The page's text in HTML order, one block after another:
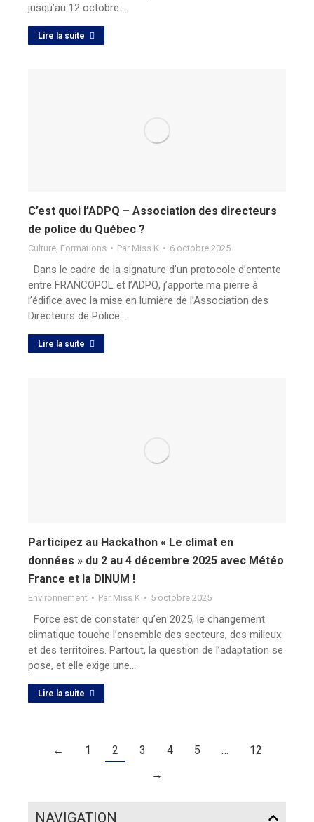
jusqu’au 12 octobre…
Lire la suite
C’est quoi l’ADPQ – Association des directeurs
de police du Québec ?
Culture Formations Par Miss K 6 octobre 2025
Dans le cadre de la signature d’un protocole d’entente
entre FRANCOPOL et l’ADPQ, j’apporte ma pierre à
l’édifice avec la mise en lumière de l’Association des
Directeurs de Police…
Lire la suite
Participez au Hackathon « Le climat en
données » du 2 au 4 décembre 2025 avec Météo
France et la DINUM !
Environnement Par Miss K 5 octobre 2025
Force est de constater qu’en 2025, le changement
climatique touche l’ensemble des secteurs, des milieux
et des territoires. Partout, la question de l’adaptation se
pose, et elle exige une…
Lire la suite
← 1 2 3 4 5 …
12
→
NAVIGATION